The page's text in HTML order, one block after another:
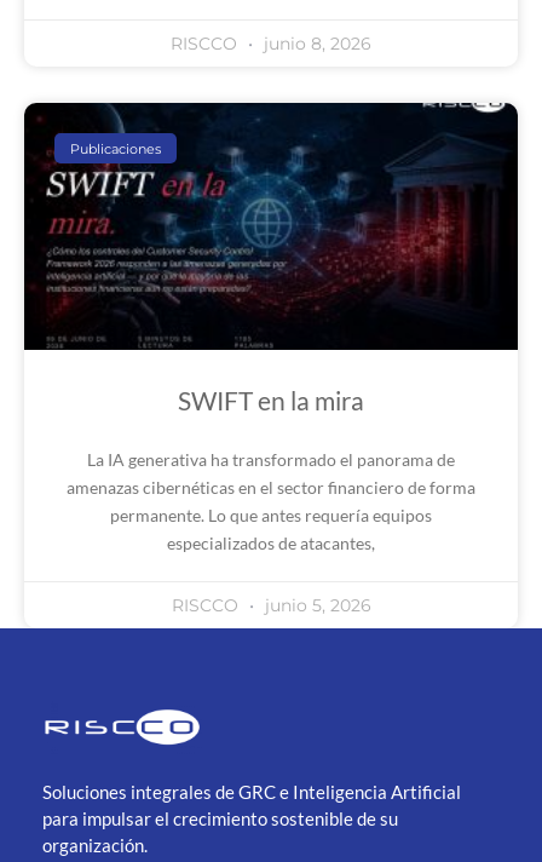
RISCCO junio 8, 2026
Publicaciones
SWIFT en la mira
La IA generativa ha transformado el panorama de
amenazas cibernéticas en el sector financiero de forma
permanente. Lo que antes requería equipos
especializados de atacantes,
RISCCO junio 5, 2026
Soluciones integrales de GRC e Inteligencia Artificial
para impulsar el crecimiento sostenible de su
organización.